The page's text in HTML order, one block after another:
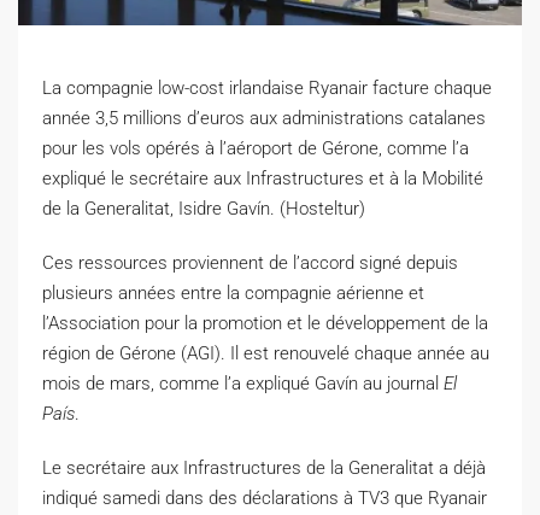
La compagnie low-cost irlandaise Ryanair facture chaque
année 3,5 millions d’euros aux administrations catalanes
pour les vols opérés à l’aéroport de Gérone, comme l’a
expliqué le secrétaire aux Infrastructures et à la Mobilité
de la Generalitat, Isidre Gavín. (Hosteltur)
Ces ressources proviennent de l’accord signé depuis
plusieurs années entre la compagnie aérienne et
l’Association pour la promotion et le développement de la
région de Gérone (AGI). Il est renouvelé chaque année au
mois de mars, comme l’a expliqué Gavín au journal El
País
Le secrétaire aux Infrastructures de la Generalitat a déjà
indiqué samedi dans des déclarations à TV3 que Ryanair